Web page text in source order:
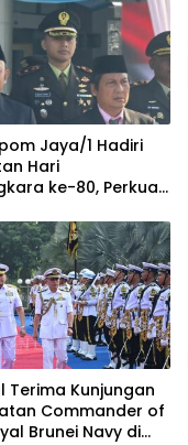
Jaya/1 Hadiri
Hari
ke-80, Perkuat
Terima Kunjungan
Commander of
Brunei Navy di